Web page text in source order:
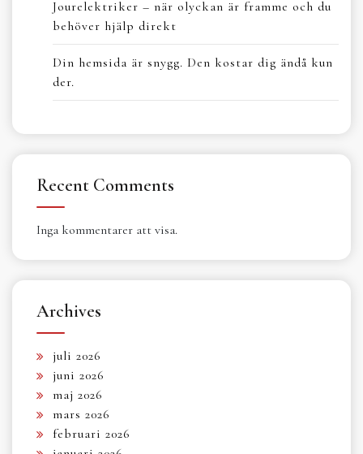
Jourelektriker – när olyckan är framme och du
behöver hjälp direkt
Din hemsida är snygg. Den kostar dig ändå kun
der.
Recent Comments
Inga kommentarer att visa.
Archives
juli 2026
juni 2026
maj 2026
mars 2026
februari 2026